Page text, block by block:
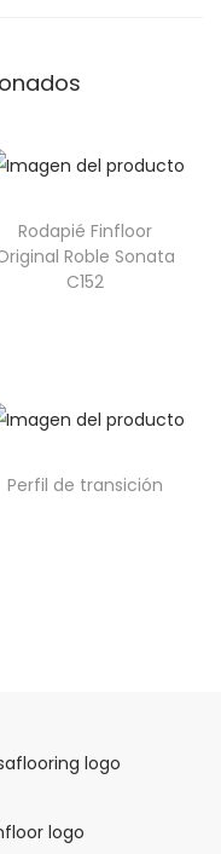
Rodapié Finfloor
Roble Sonata
C152
Perfil de transición